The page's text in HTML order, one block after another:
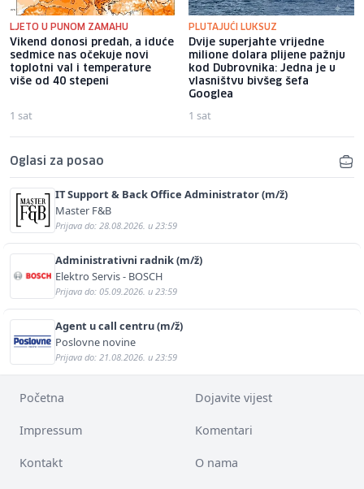
LJETO U PUNOM ZAMAHU
Vikend donosi predah, a iduće
sedmice nas očekuje novi
toplotni val i temperature
više od 40 stepeni
1 sat
PLUTAJUĆI LUKSUZ
Dvije superjahte vrijedne
milione dolara plijene pažnju
kod Dubrovnika: Jedna je u
vlasništvu bivšeg šefa
Googlea
1 sat
Oglasi za posao
IT Support & Back Office Administrator (m/ž)
Master F&B
Prijava do: 28.08.2026. u 23:59
Administrativni radnik (m/ž)
Elektro Servis - BOSCH
Prijava do: 05.09.2026. u 23:59
Agent u call centru (m/ž)
Poslovne novine
Prijava do: 21.08.2026. u 23:59
Početna Dojavite vijest
Impressum Komentari
Kontakt O nama